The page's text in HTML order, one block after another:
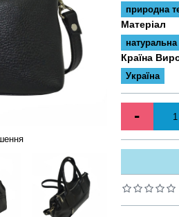
природна
Матеріал
Країна
Україна
-